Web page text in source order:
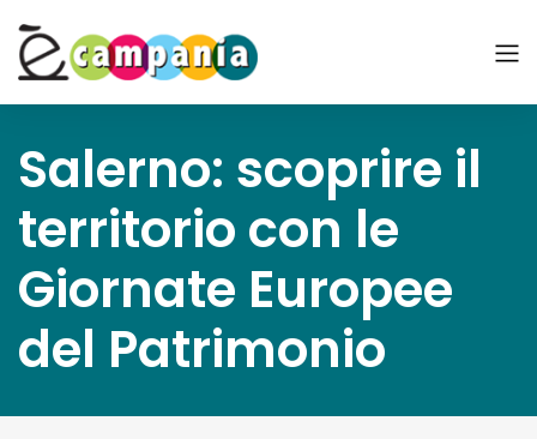
Salerno: scoprire il
territorio con le
Giornate Europee
del Patrimonio